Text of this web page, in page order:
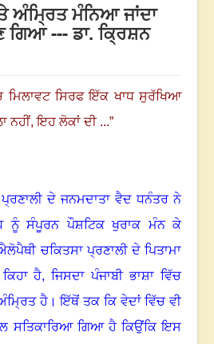
no members online
ਇਸ ਹਫਤੇ25502
ਅੰਮ੍ਰਿਤ ਮੰਨਿਆ ਜਾਂਦਾ
ਗਿਆ --- ਡਾ. ਕ੍ਰਿਸ਼ਨ
ਮਿਲਾਵਟ ਸਿਰਫ ਇੱਕ ਖਾਧ ਸੁਰੱਖਿਆ
ਨਹੀਂ, ਇਹ ਲੋਕਾਂ ਦੀ ...”
ਦੇ ਜਨਮਦਾਤਾ ਵੈਦ ਧਨੰਤਰ ਨੇ
ਨੂੰ ਸੰਪੂਰਨ ਪੌਸ਼ਟਿਕ ਖੁਰਾਕ ਮੰਨ ਕੇ
ਚਕਿਤਸਾ ਪ੍ਰਣਾਲੀ ਦੇ ਪਿਤਾਮਾ
ਹੈ, ਜਿਸਦਾ ਪੰਜਾਬੀ ਭਾਸ਼ਾ ਵਿੱਚ
ਹੈ। ਇੱਥੋਂ ਤਕ ਕਿ ਵੇਦਾਂ ਵਿੱਚ ਵੀ
ਸਤਿਕਾਰਿਆ ਗਿਆ ਹੈ ਕਿਉਂਕਿ ਇਸ